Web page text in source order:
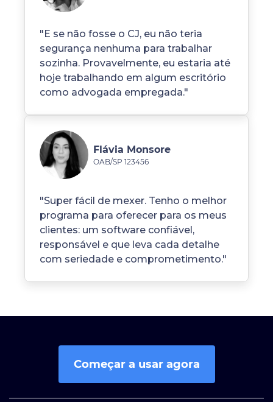
"E se não fosse o CJ, eu não teria
segurança nenhuma para trabalhar
sozinha. Provavelmente, eu estaria até
hoje trabalhando em algum escritório
como advogada empregada."
Flávia Monsore
OAB/SP 123456
"Super fácil de mexer. Tenho o melhor
programa para oferecer para os meus
clientes: um software confiável,
responsável e que leva cada detalhe
com seriedade e comprometimento."
Começar a usar agora